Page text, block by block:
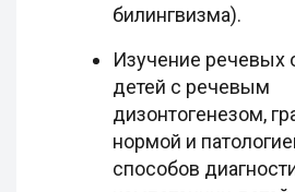
билингвизма).
Изучение речевых
детей с речевым
дизонтогенезом,
нормой и
способов